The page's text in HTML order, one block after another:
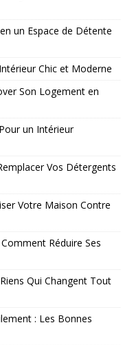
un Espace de Détente
Chic et Moderne
Son Logement en
un Intérieur
Vos Détergents
Votre Maison Contre
Réduire Ses
Qui Changent Tout
: Les Bonnes